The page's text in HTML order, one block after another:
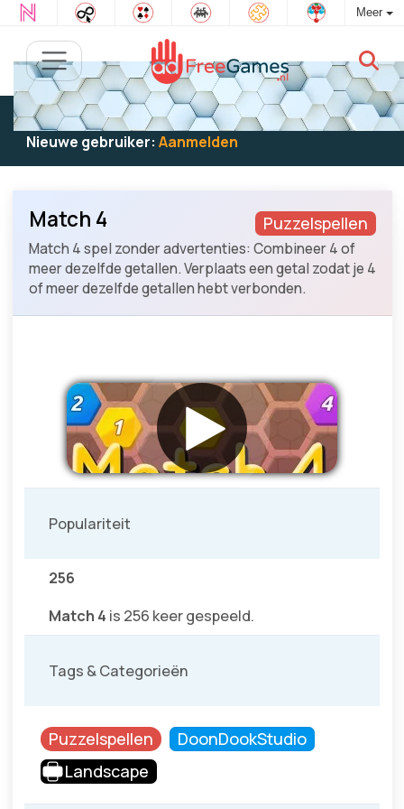
Meer
Bestaande gebruiker: Log in
om te spelen
Nieuwe gebruiker: Aanmelden
Puzzelspellen
Match 4
Match 4 spel zonder advertenties: Combineer 4 of
meer dezelfde getallen. Verplaats een getal zodat je 4
of meer dezelfde getallen hebt verbonden.
Populariteit
256
Match 4 is 256 keer gespeeld.
Tags & Categorieën
Puzzelspellen
DoonDookStudio
Landscape